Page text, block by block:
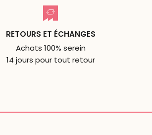
RETOURS ET ÉCHANGES
Achats 100% serein
14 jours pour tout retour